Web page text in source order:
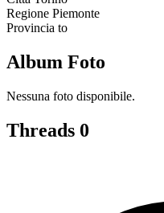
Regione Piemonte
Provincia to
Album Foto
Nessuna foto disponibile.
Threads 0